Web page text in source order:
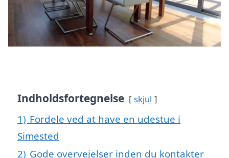
Indholdsfortegnelse skjul
1) Fordele ved at have en udestue i
Simested
2) Gode overvejelser inden du kontakter